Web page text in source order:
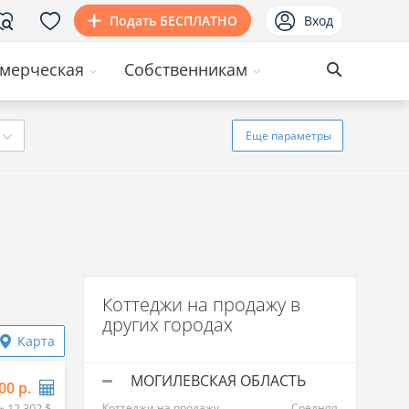
Подать БЕСПЛАТНО Вход
Собственникам
Еще параметры
Карта
р.
Коттеджи на продажу в
других городах
МОГИЛЕВСКАЯ ОБЛАСТЬ